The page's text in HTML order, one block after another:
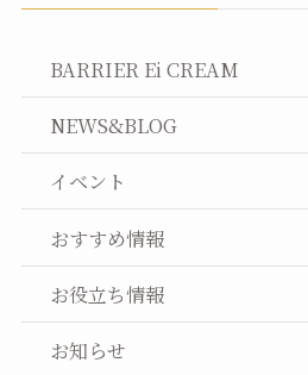
BARRIER Ei CREAM
NEWS&BLOG
イベント
おすすめ情報
お役立ち情報
お知らせ